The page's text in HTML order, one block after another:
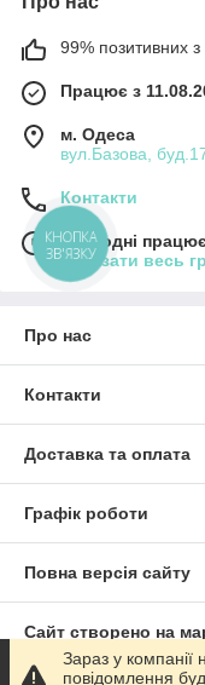
99% позитивних з
Працює з
м. Одеса
вул.Базова,
Контакти
Сьогодні
Показати весь
Про нас
Контакти
Доставка та оплата
Графік роботи
Повна версія сайту
Сайт створено на
Зараз у
повідомлення
КНОПКА
ЗВ'ЯЗКУ